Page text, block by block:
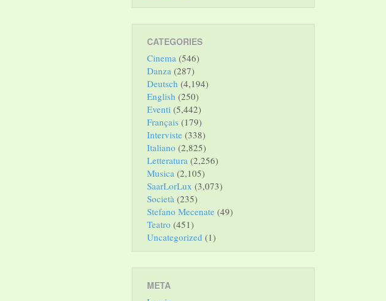
CATEGORIES
Cinema (546)
Danza (287)
Deutsch (4,194)
English (250)
Eventi (5,442)
Français (179)
Interviste (338)
Italiano (2,825)
Letteratura (2,256)
Musica (2,105)
SaarLorLux (3,073)
Società (235)
Stefano Mecenate (49)
Teatro (451)
Uncategorized (1)
META